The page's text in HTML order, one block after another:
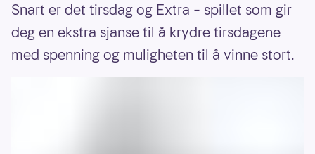
Snart er det tirsdag og Extra – spillet som gir
deg en ekstra sjanse til å krydre tirsdagene
med spenning og muligheten til å vinne stort.